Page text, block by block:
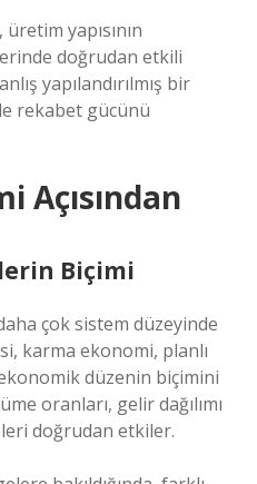
yapısının
doğrudan etkili
yapılandırılmış bir
rekabet gücünü
Açısından
Biçimi
çok sistem düzeyinde
karma ekonomi, planlı
düzenin biçimini
oranları, gelir dağılımı
doğrudan etkiler.